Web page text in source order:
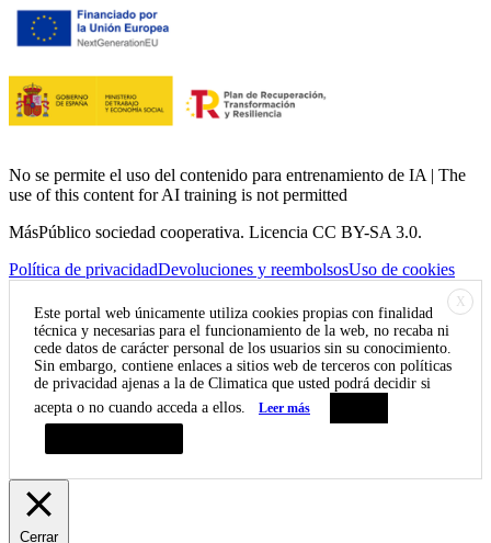
No se permite el uso del contenido para entrenamiento de IA | The
use of this content for AI training is not permitted
MásPúblico sociedad cooperativa. Licencia CC BY-SA 3.0.
Política de privacidadDevoluciones y reembolsosUso de cookies
X
Este portal web únicamente utiliza cookies propias con finalidad
técnica y necesarias para el funcionamiento de la web, no recaba ni
cede datos de carácter personal de los usuarios sin su conocimiento.
Sin embargo, contiene enlaces a sitios web de terceros con políticas
de privacidad ajenas a la de Climatica que usted podrá decidir si
acepta o no cuando acceda a ellos.
Leer más
Cerrar